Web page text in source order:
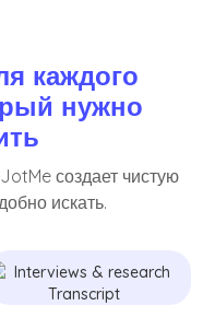
каждого
нужно
создает чистую
искать.